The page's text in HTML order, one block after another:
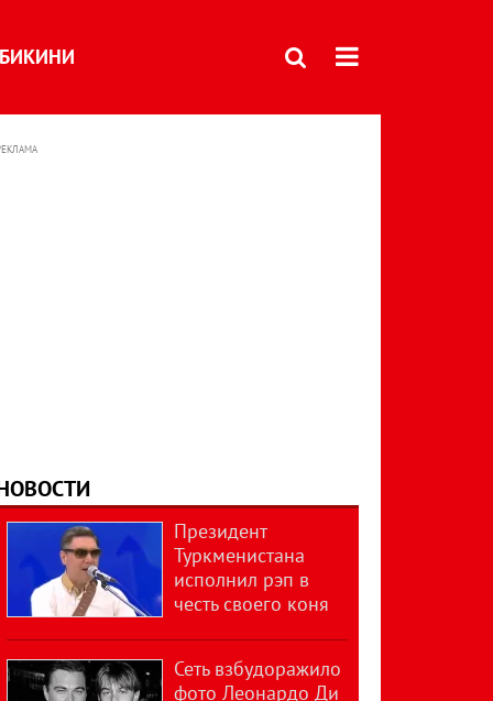
БИКИНИ
Президент
Туркменистана
исполнил рэп в
честь своего коня
Сеть взбудоражило
фото Леонардо Ди